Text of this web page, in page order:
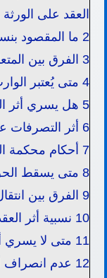
العقد على الورثة
2 ما المقصود
3 الفرق بين
4 متى يُعتبر
5 هل يسري أثر
6 أثر التصرفات
7 أحكام محكمة
8 متى يسقط
9 الفرق بين
10 نسبية أثر
11 متى لا يسري
12 عدم انصراف